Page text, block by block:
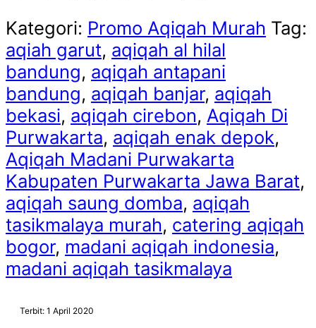
Kategori: Promo Aqiqah Murah Tag:
aqiah garut, aqiqah al hilal
bandung, aqiqah antapani
bandung, aqiqah banjar, aqiqah
bekasi, aqiqah cirebon, Aqiqah Di
Purwakarta, aqiqah enak depok,
Aqiqah Madani Purwakarta
Kabupaten Purwakarta Jawa Barat,
aqiqah saung domba, aqiqah
tasikmalaya murah, catering aqiqah
bogor, madani aqiqah indonesia,
madani aqiqah tasikmalaya
Terbit: 1 April 2020